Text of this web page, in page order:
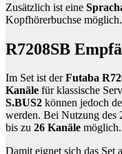
Zusätzlich ist eine
Kopfhörerbuchse möglich.
R7208SB
Im Set ist derFutaba
Kanäle für klassische
S.BUS2 können jedoch
werden. Bei Nutzung des
bis zu 26 Kanäle möglich.
Damit eignet sich das Set